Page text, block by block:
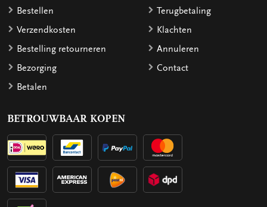
Bestellen
Verzendkosten
Bestelling retourneren
Bezorging
Betalen
Terugbetaling
Klachten
Annuleren
Contact
BETROUWBAAR KOPEN